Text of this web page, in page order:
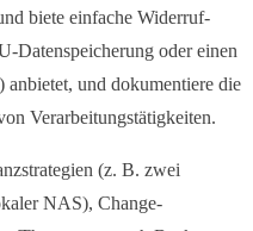
biete einfache Widerruf-
Datenspeicherung oder einen
und dokumentiere die
Verarbeitungstätigkeiten.
(z. B. zwei
NAS), Change-